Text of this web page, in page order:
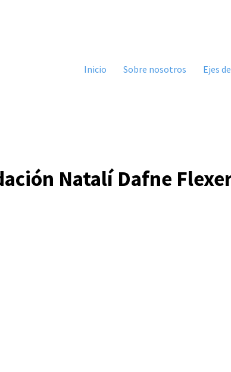
Inicio Sobre nosotros Ejes
Natalí Dafne